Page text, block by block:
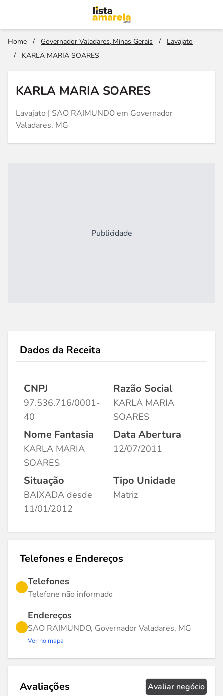
Home / Governador Valadares, Minas Gerais /
Lavajato
/
KARLA MARIA SOARES
KARLA MARIA SOARES
Lavajato | SAO RAIMUNDO em Governador
Valadares, MG
Publicidade
Dados da Receita
CNPJ
97.536.716/0001-
40
Razão Social
KARLA MARIA
SOARES
Nome Fantasia
KARLA MARIA
SOARES
Data Abertura
12/07/2011
Situação
BAIXADA desde
11/01/2012
Tipo Unidade
Matriz
Telefones e Endereços
Telefones
Telefone não informado
Endereços
SAO RAIMUNDO, Governador Valadares, MG
Ver no mapa
Avaliações Avaliar negócio